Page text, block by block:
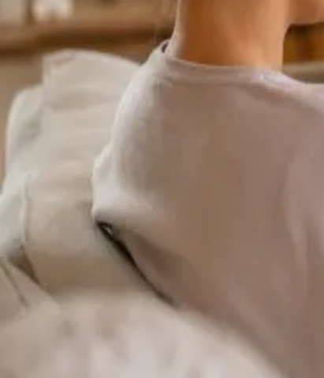
Duration
15 min
Más información Cardiología Especialista
Specialist
Consulta Online Flebologia y Linfologia
€150
Duration
Consulta Online Flebologia y